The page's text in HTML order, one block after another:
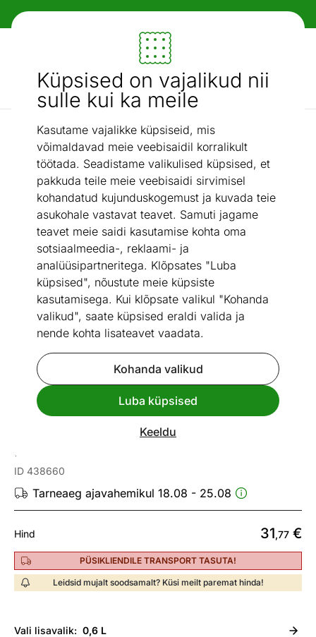
Küpsised on vajalikud nii
sulle kui ka meile
Kasutame vajalikke küpsiseid, mis
võimaldavad meie veebisaidil korralikult
töötada. Seadistame valikulised küpsised, et
pakkuda teile meie veebisaidi sirvimisel
kohandatud kujunduskogemust ja kuvada teie
asukohale vastavat teavet. Samuti jagame
teavet meie saidi kasutamise kohta oma
sotsiaalmeedia-, reklaami- ja
analüüsipartneritega. Klõpsates "Luba
küpsised", nõustute meie küpsiste
kasutamisega. Kui klõpsate valikul "Kohanda
valikud", saate küpsised eraldi valida ja
nende kohta lisateavet vaadata.
Kohanda valikud
Luba küpsised
Keeldu
Paindlikud ja mugavad makseviisid!
Mööbel ja sisustus - ON24
Otsi...
AI otsing
Teekannud Presskann Tescoma Teo 0,6 L
Vaata sarnaseid
Presskann Tescoma Teo 0,6 L
ID 438660
Tarneaeg ajavahemikul 18.08 - 25.08
Hind 31,77 €
PÜSIKLIENDILE TRANSPORT TASUTA!
Leidsid mujalt soodsamalt? Küsi meilt paremat hinda!
Vali lisavalik: 0,6 L